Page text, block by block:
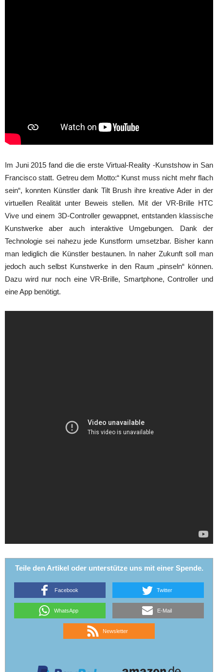
Im Juni 2015 fand die die erste Virtual-Reality -Kunstshow in San
Francisco statt. Getreu dem Motto:“ Kunst muss nicht mehr flach
sein“, konnten Künstler dank Tilt Brush ihre kreative Ader in der
virtuellen Realität unter Beweis stellen. Mit der VR-Brille HTC
Vive und einem 3D-Controller gewappnet, entstanden klassische
Kunstwerke aber auch interaktive Umgebungen. Dank der
Technologie sei nahezu jede Kunstform umsetzbar. Bisher kann
man lediglich die Künstler bestaunen. In naher Zukunft soll man
jedoch auch selbst Kunstwerke in den Raum „pinseln“ können.
Dazu wird nur noch eine VR-Brille, Smartphone, Controller und
eine App benötigt.
Teile den Artikel oder unterstütze uns mit einer Spende.
Facebook Twitter
WhatsApp E-Mail
Newsletter